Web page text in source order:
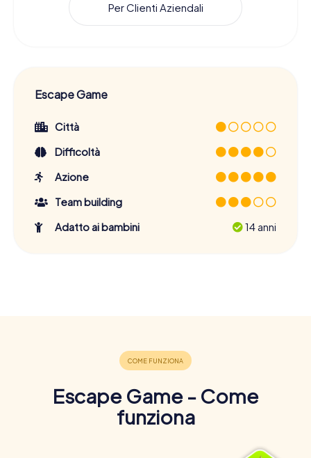
Per Clienti Aziendali
Escape Game
Città
Difficoltà
Azione
Team building
Adatto ai bambini
14 anni
Escape Game - Come
funziona